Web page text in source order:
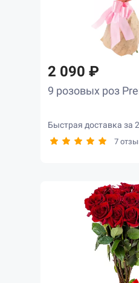
2 090 ₽
9 розовых роз
Быстрая доставка за
7